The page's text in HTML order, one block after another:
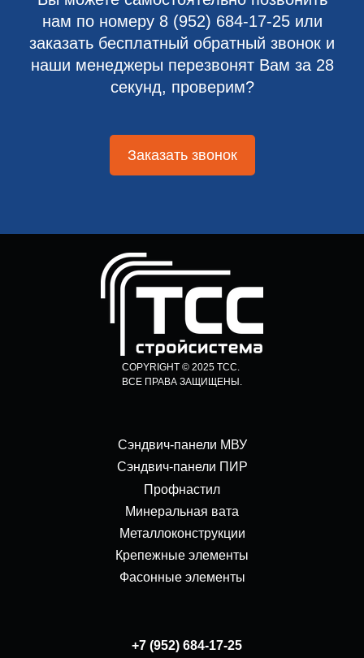
нам по номеру 8 (952) 684-17-25или
заказать бесплатный обратный звонок и
наши менеджеры перезвонят Вам за 28
секунд, проверим?
Заказать звонок
COPYRIGHT © 2025 ТСС.
ВСЕ ПРАВА ЗАЩИЩЕНЫ.
Сэндвич-панели МВУ
Сэндвич-панели ПИР
Профнастил
Минеральная вата
Металлоконструкции
Крепежные элементы
Фасонные элементы
+7 (952) 684-17-25